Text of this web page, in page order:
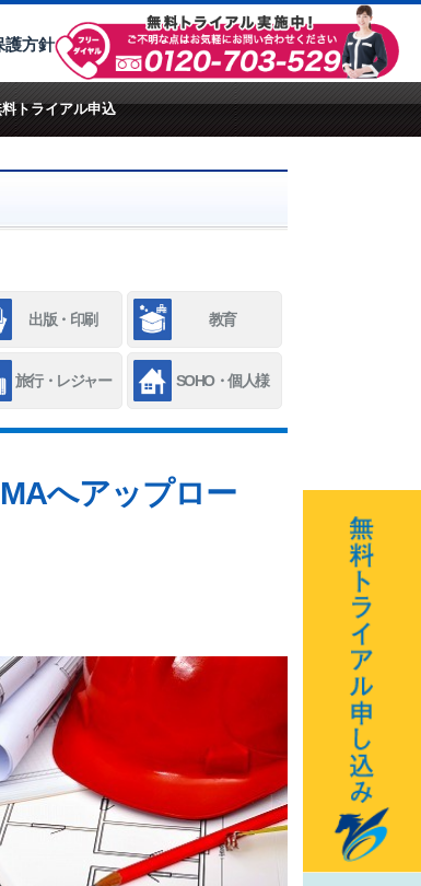
護方針
トライアル申込
出版・印刷 教育
旅行・レジャー SOHO・個人様
へアップロー